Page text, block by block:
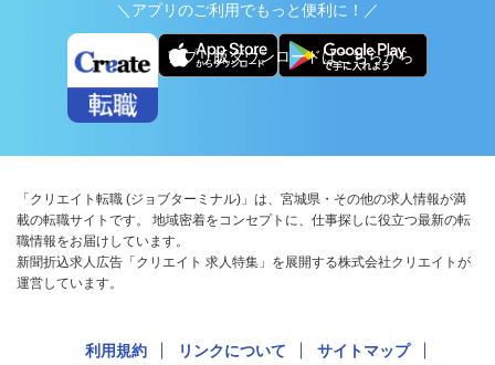
＼アプリのご利用でもっと便利に！／
アプリ版ダウンロードはこちらから
「クリエイト転職 (ジョブターミナル)」は、宮城県・その他の求人情報が満
載の転職サイトです。 地域密着をコンセプトに、仕事探しに役立つ最新の転
職情報をお届けしています。
新聞折込求人広告「クリエイト 求人特集」を展開する株式会社クリエイトが
運営しています。
利用規約 リンクについて サイトマップ